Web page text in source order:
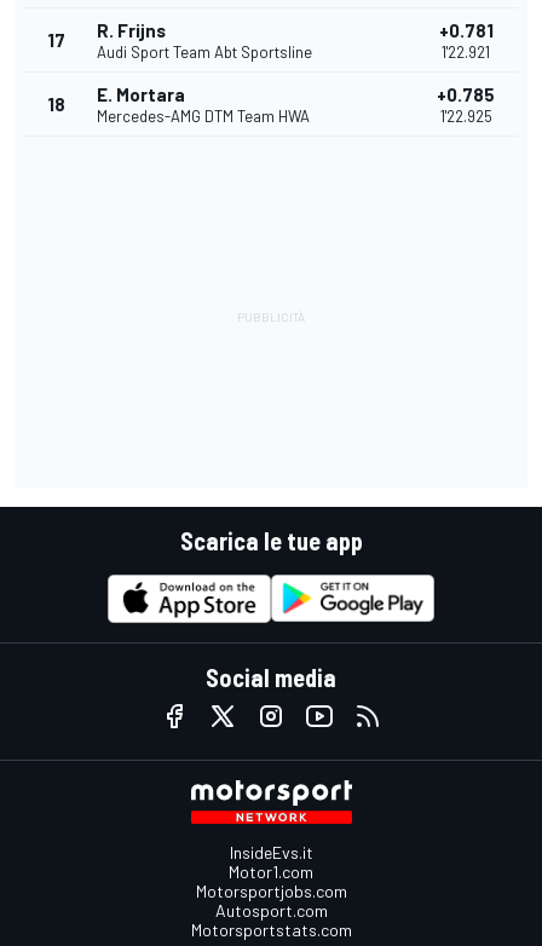
17 R. Frijns
Audi Sport Team Abt Sportsline
+0.781
1'22.921
18 E. Mortara
Mercedes-AMG DTM Team HWA
+0.785
1'22.925
Scarica le tue app
Social media
InsideEvs.it
Motor1.com
Motorsportjobs.com
Autosport.com
Motorsportstats.com